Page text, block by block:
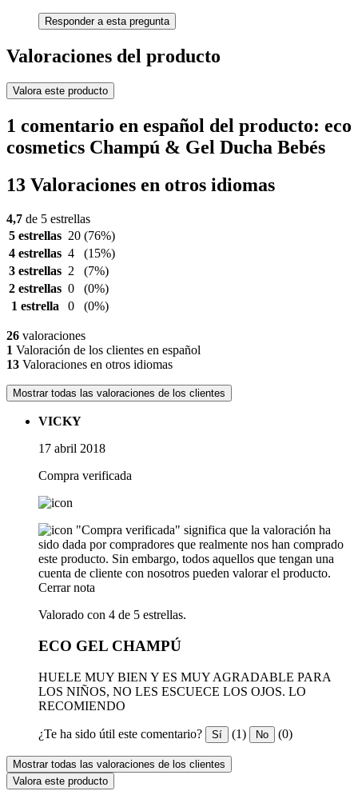
Responder a esta pregunta
Valoraciones del producto
Valora este producto
1 comentario en español del producto: eco
cosmetics Champú & Gel Ducha Bebés
13 Valoraciones en otros idiomas
4,7 de 5 estrellas
5 estrellas 20 (76%)
4 estrellas 4
(15%)
3 estrellas 2
(7%)
2 estrellas 0
(0%)
1 estrella
0 (0%)
26 valoraciones
1 Valoración de los clientes en español
13 Valoraciones en otros idiomas
Mostrar todas las valoraciones de los clientes
VICKY
17 abril 2018
Compra verificada
"Compra verificada" significa que la valoración ha
sido dada por compradores que realmente nos han comprado
este producto. Sin embargo, todos aquellos que tengan una
cuenta de cliente con nosotros pueden valorar el producto.
Cerrar nota
Valorado con 4 de 5 estrellas.
ECO GEL CHAMPÚ
HUELE MUY BIEN Y ES MUY AGRADABLE PARA
LOS NIÑOS, NO LES ESCUECE LOS OJOS. LO
RECOMIENDO
¿Te ha sido útil este comentario? Sí (1) No (0)
Mostrar todas las valoraciones de los clientes
Valora este producto